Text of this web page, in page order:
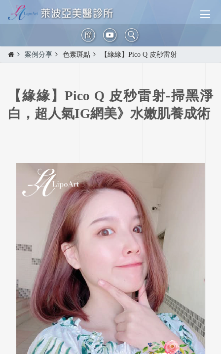
簡
案例分享 色素斑點 【緣緣】Pico Q 皮秒雷射
【緣緣】Pico Q 皮秒雷射-掃黑淨
白，超人氣IG網美》水嫩肌養成術